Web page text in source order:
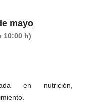
mayo
10:00 h)
en nutrición,